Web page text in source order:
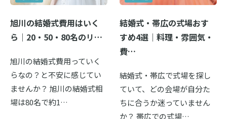
旭川の結婚式費用はいく
ら｜20・50・80名のリ…
旭川の結婚式費用っていく
らなの？と不安に感じてい
ませんか？ 旭川の結婚式相
場は80名で約1…
結婚式・帯広の式場おす
すめ4選｜料理・雰囲気・
費…
結婚式・帯広で式場を探し
ていて、どの会場が自分た
ちに合うか迷っていません
か？ 帯広での式場…